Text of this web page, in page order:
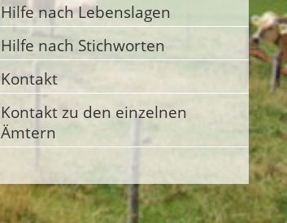
Hilfe nach Lebenslagen
Hilfe nach Stichworten
Kontakt
Kontakt zu den einzelnen
Ämtern